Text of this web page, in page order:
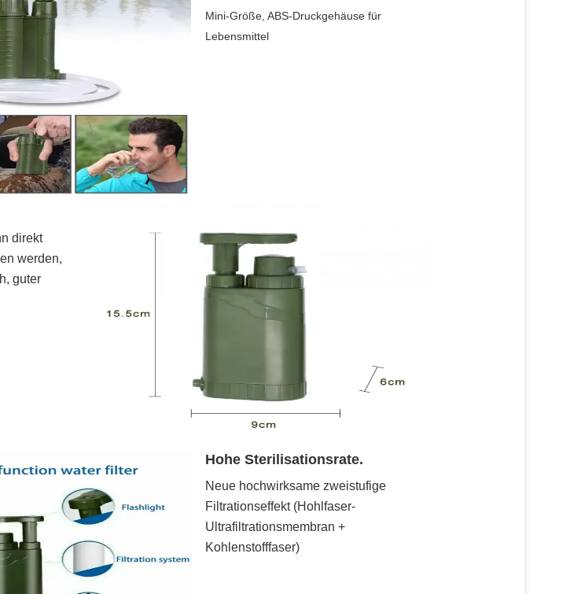
Mini-Größe, ABS-Druckgehäuse für
Lebensmittel
direkt
werden,
guter
Hohe Sterilisationsrate.
Neue hochwirksame zweistufige
Filtrationseffekt (Hohlfaser-
Ultrafiltrationsmembran +
Kohlenstofffaser)